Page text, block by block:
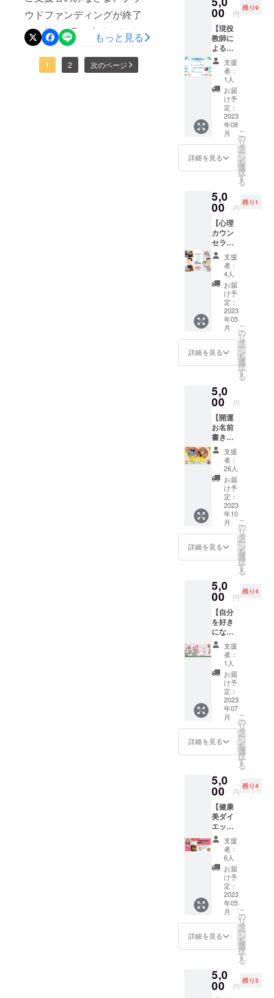
です。それを5/7には、はっ
きりとした確証をもって感
顔でいることは社会貢献で
顔。たくさんのhappy。子ど
もたちやお母さんたちが素
敵な一日を過ごせるよう
に、スマフレも楽しんでい
きます♬
ウドファンディングが終了
して約1ヶ月。改めてたくさ
んのご支援・応援、本当に
ありがとうございました。
もっと見る
1 2 次のページ
び、笑顔が
人の心に与
えるたくさ
んの効果を
知って驚き
ました。既
に心理学や
脳科学でも
笑顔の効果
は証明され
ていたので
効果を皆さ
んに知って
もらい、笑
顔のペイ
フォワード
を生み出す
べく「笑顔
FES」を開催
することを
決意しまし
た。
この笑顔FES
の目的は、
は自分の周
りの人の笑
顔につなが
るんだ！と
いうことを
より多くの
人に知って
そして、子
どもを愛す
る一人の父
顔彩る人生
を送ってほ
しいという
願いの実現
です。ま
た、児童養
護施設の職
員として、
子どもたち
に人生の開
かれた可能
性を伝えた
い。
で集まって
きてくれた
仲間と一緒
に、絶対に
イベントを
成功させま
✼••┈┈••
✼••┈┈••
✼••┈┈••
✼ 《リ
ターン
提供・
施行責
任者》
主催・
運営
奈良隆
サービ
ス内容
に関す
効能
は、個
り 全て
を保証
するも
のでは
ありま
せん。
画像や
知的財
産、著
作権は
提供・
施行責
任者に
帰属し
ます。
✼••┈┈••
✼••┈┈••
✼
せる人
がいる
ことは
自分の
中のく
すぶっ
た感情
や過去
を浄化
し、昇
華して
くれる
ことに
繋がる
からで
しでも
あなた
聴き、
そして
あなた
にあな
たの声
を響か
せた
い。 焚
き火を
囲むよ
うな、
そんな
暖かい
場所で
お待ち
ます。
＊お話
ンで行
いま
す。 ＊
日程は
参加者
で調整
しま
す。 ＊
多くて
も私を
含めた5
人まで
の人数
で行い
ます。
者が多
数の場
み分け
して何
度か行
いま
す。 ＊
話され
た内容
に関し
ては個
人情報
もあり
ますの
で他に
漏らさ
ぬよう
お願い
しま
す。 ＊
お話会
は基本
２時間
です。
前後す
る場合
もある
のでご
了承く
ださ
い。 ＊
相手を
批判し
たり、
否定す
ること
は禁止
です。
基本的
に安心
場とし
て開催
しま
き。 基
本は
zoomに
て行い
ますが
楽読新
宿ス
クール
に来ら
れる方
はリア
ルでも
大丈夫
です。
ご希望
の方に
す。
5,000
円/60分
※多少前
後する
可能性
あり。
自分の
知らな
かった
自分に
出会え
ちゃう
かも♫
✼••┈┈••
✼••┈┈••
✼••┈┈••
提供・
施行責
任者》
新宮尚
子 サー
ビス内
容に関
する効
果効能
は、 個
人の体
感であ
り 全て
を保証
するも
ありま
せん。
産、著
作権は
提供・
施行責
任者に
帰属し
ます。
✼••┈┈••
✼••┈┈••
✼••┈┈••
✼••┈┈••
ング認
定コー
チ取得
ひー
ちゃん
先生の
お悩み
相談室
（コー
チング
セッ
ショ
ン） 夏
休み期
間限定
の開室
顔Fesに
寄付さ
せてい
ただき
ます。
☆こち
らは7月
開催分
のリ
ターン
です☆
8月の
セッ
ション
をご希
望の方
は、8月
開催分
び下さ
い。 ☆
内容
コーチ
ングス
キルを
活用
し、
じっく
り、丁
寧に関
わらせ
ていた
だきま
す。 お
のお悩
みから
父さん
のご自
身のお
悩みま
で、 ど
んなこ
とでも
構いま
せん。
☆ご相
談者様
お子さ
ん お母
さん、
お父さ
たでも
大歓迎
し、複
数ご希
望の場
合は、
おひと
りずつ
時間を
設定さ
せてい
ただき
す。）
☆ご相
談時間
おひと
分〜1時
間 (もう
かるこ
ともあ
ります)
00 円
残り9
【現役
教師に
よる
コーチ
ング
セッ
ション
(お悩み
相談
室)】
☆8月開
催分☆
現役小
学校教
師 シー
ズグ
コーチ
ング認
定コー
チ取得
ひー
ちゃん
先生の
お悩み
相談室
（コー
チング
セッ
ショ
ン） 夏
休み期
間限定
の開室
顔Fesに
寄付さ
せてい
ただき
ます。
☆こち
らは8月
開催分
のリ
ターン
です☆
7月の
セッ
ション
をご希
望の方
は、7月
開催分
び下さ
い。 ☆
内容
コーチ
ングス
キルを
活用
し、
じっく
り、丁
寧に関
わらせ
ていた
だきま
す。 お
のお悩
みから
父さん
のご自
身のお
悩みま
で、 ど
んなこ
とでも
構いま
せん。
☆ご相
談者様
お子さ
ん お母
さん、
お父さ
たでも
大歓迎
し、複
数ご希
支援
者：
1人
お届
け予
定：
2023
年08
月
詳細を見る
こ
の
リ
タ
ー
ン
を
選
択
す
る
5,0
00 円
残り1
【心理
カウン
セラー
による
お悩み
相談】
費
用：
5,000円
／60分
（Zoom
で実
施） 実
施時
期：ご
支援い
た方と
調整の
うえ決
定しま
す。
（5月中
旬～7月
位ま
で） 心
理カウ
ンセ
ラーの
トシ
が、
「仕
事」
「ここ
「結
婚」な
どにつ
いて、
カウン
セリン
グを行
い、ア
ドバイ
スさせ
ていた
だきま
す。 例
えば、
仕
事：転
職をし
いのか
分から
な
い・・
・ ここ
ろ：最
近なん
だかや
る気が
おきな
い・・
・ 子育
て：子
供にど
うやっ
たら良
いのか
があ
る・・
支援
者：
4人
お届
け予
定：
2023
年05
月
詳細を見る
こ
の
リ
タ
ー
ン
を
選
択
す
る
5,0
00 円
【開運
お名前
書き下
ろし&オ
ラクル
カード
セッ
ト】
zoomで
繋がっ
て、あ
なたの
瞳を見
させて
頂き、
インス
ション
でこと
ばを書
き下ろ
しま
す。更
にあな
ただけ
のオリ
ジナル
オラク
ルカー
ドを書
き下ろ
しで作
りま
す。書
イズで
額にお
入れし
て、オ
ラクル
カード
は名刺
サイズ
で40枚
お書き
して郵
送しま
す^ - ^
✼••┈┈••
✼••┈┈••
✼••┈┈••
✼••┈┈••
施行責
任者》
主催・
支援
者：
26人
お届
け予
定：
2023
年10
月
詳細を見る
こ
の
リ
タ
ー
ン
を
選
択
す
る
5,0
00 円
残り4
【自分
を好き
にな
る
Self
Loveコ
ミュニ
ケー
ション
体験講
座】 ｢セ
ルフラ
ブ (Self
Love) ｣
とは、
自分を
ことで
す。 こ
の講座
では、
自己受
容や自
分を愛
するコ
ミュニ
ケー
ション
を学
び、体
感いた
だけま
す。 私
自身、
嫌いで
このま
まの自
支援
者：
1人
お届
け予
定：
2023
年07
月
詳細を見る
こ
の
リ
タ
ー
ン
を
選
択
す
る
5,0
00 円
残り4
【健康
美ダイ
エット
習慣セ
ミ
ナー】
・え
いこり
んが12
キロ痩
せた秘
密のお
話し
ZOOM
付き
・上級
導士ヤ
ギちゃ
んの食
支援
者：
6人
お届
け予
定：
2023
年05
月
詳細を見る
こ
の
リ
タ
ー
ン
を
選
択
す
る
5,0
00 円
残り3